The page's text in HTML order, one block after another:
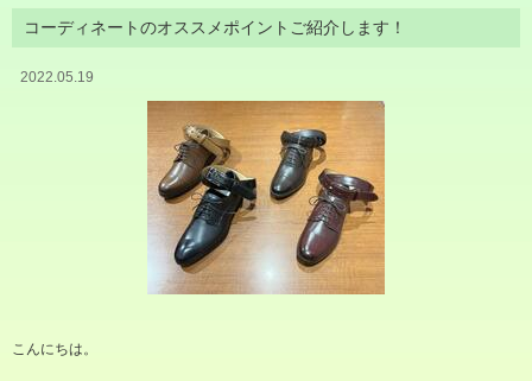
コーディネートのオススメポイントご紹介します！
2022.05.19
こんにちは。